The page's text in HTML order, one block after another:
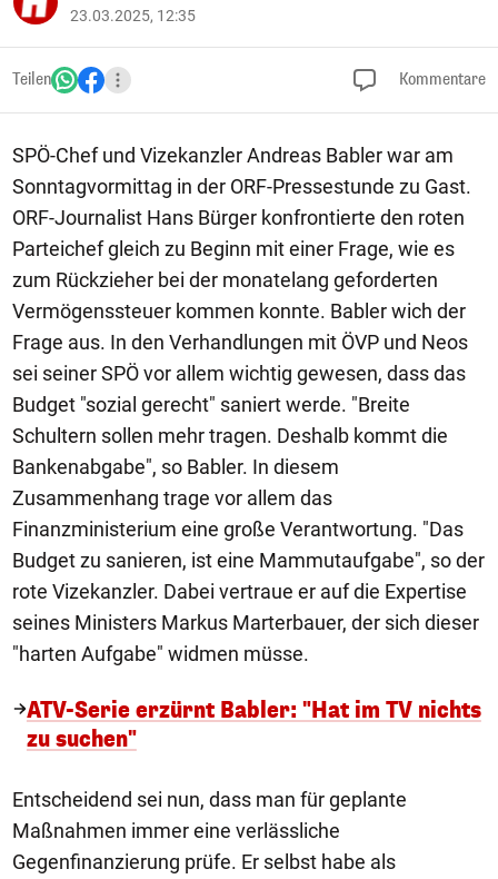
23.03.2025, 12:35
Teilen Kommentare
SPÖ-Chef und Vizekanzler Andreas Babler war am
Sonntagvormittag in der ORF-Pressestunde zu Gast.
ORF-Journalist Hans Bürger konfrontierte den roten
Parteichef gleich zu Beginn mit einer Frage, wie es
zum Rückzieher bei der monatelang geforderten
Vermögenssteuer kommen konnte. Babler wich der
Frage aus. In den Verhandlungen mit ÖVP und Neos
sei seiner SPÖ vor allem wichtig gewesen, dass das
Budget "sozial gerecht" saniert werde. "Breite
Schultern sollen mehr tragen. Deshalb kommt die
Bankenabgabe", so Babler. In diesem
Zusammenhang trage vor allem das
Finanzministerium eine große Verantwortung. "Das
Budget zu sanieren, ist eine Mammutaufgabe", so der
rote Vizekanzler. Dabei vertraue er auf die Expertise
seines Ministers Markus Marterbauer, der sich dieser
"harten Aufgabe" widmen müsse.
ATV-Serie erzürnt Babler: "Hat im TV nichts
zu suchen"
Entscheidend sei nun, dass man für geplante
Maßnahmen immer eine verlässliche
Gegenfinanzierung prüfe. Er selbst habe als